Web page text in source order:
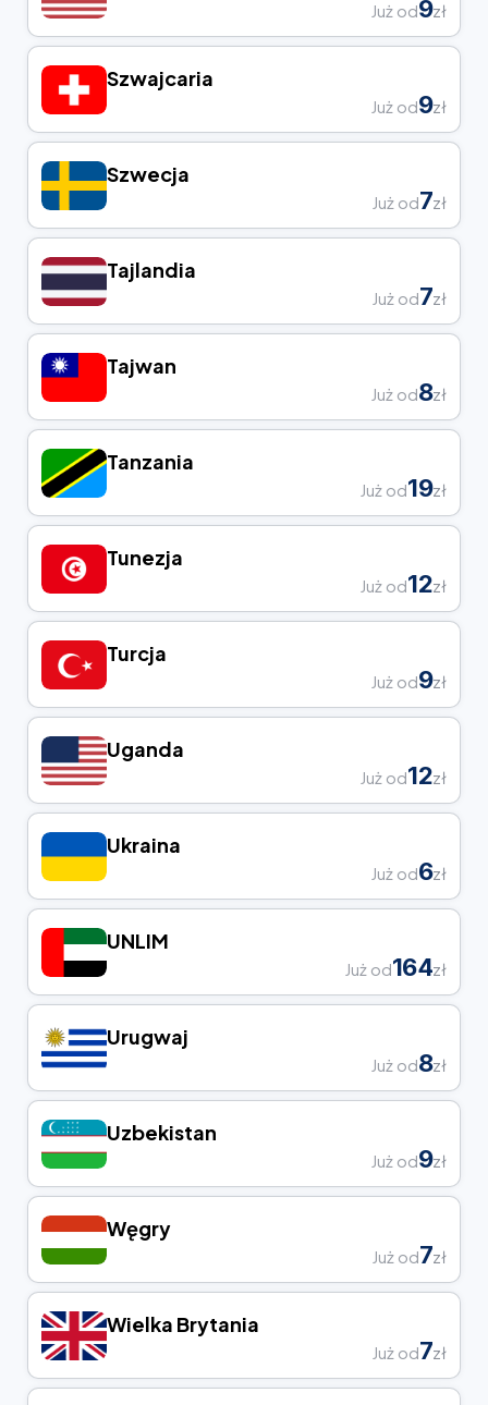
Już od9zł
Szwajcaria
Już od9zł
Szwecja
Już od7zł
Tajlandia
Już od7zł
Tajwan
Już od8zł
Tanzania
Już od19zł
Tunezja
Już od12zł
Turcja
Już od9zł
Uganda
Już od12zł
Ukraina
Już od6zł
UNLIM
Już od164zł
Urugwaj
Już od8zł
Uzbekistan
Już od9zł
Węgry
Już od7zł
Wielka Brytania
Już od7zł